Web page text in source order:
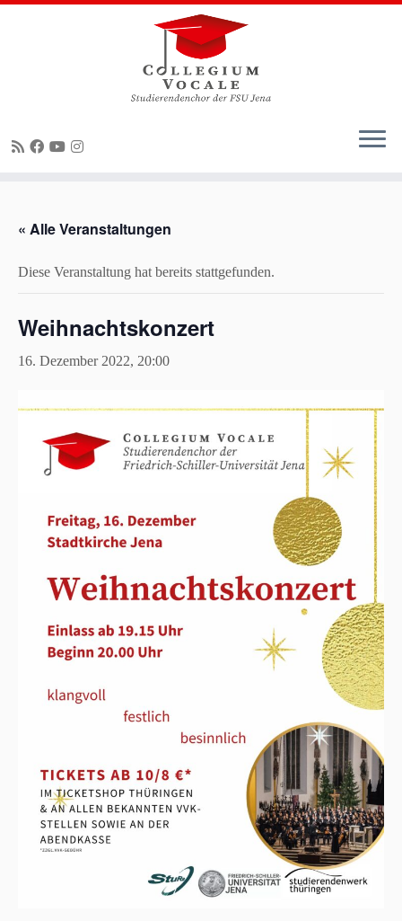
springen
« Alle Veranstaltungen
Diese Veranstaltung hat bereits stattgefunden.
Weihnachtskonzert
16. Dezember 2022, 20:00